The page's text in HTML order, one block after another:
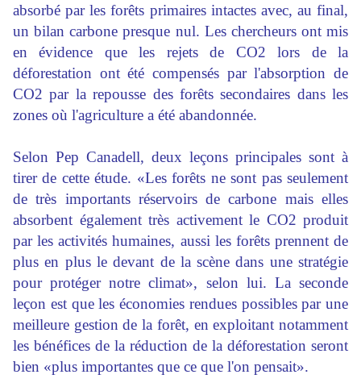
absorbé par les forêts primaires intactes avec, au final,
un bilan carbone presque nul. Les chercheurs ont mis
en évidence que les rejets de CO2 lors de la
déforestation ont été compensés par l'absorption de
CO2 par la repousse des forêts secondaires dans les
zones où l'agriculture a été abandonnée.
Selon Pep Canadell, deux leçons principales sont à
tirer de cette étude. «Les forêts ne sont pas seulement
de très importants réservoirs de carbone mais elles
absorbent également très activement le CO2 produit
par les activités humaines, aussi les forêts prennent de
plus en plus le devant de la scène dans une stratégie
pour protéger notre climat», selon lui. La seconde
leçon est que les économies rendues possibles par une
meilleure gestion de la forêt, en exploitant notamment
les bénéfices de la réduction de la déforestation seront
bien «plus importantes que ce que l'on pensait».